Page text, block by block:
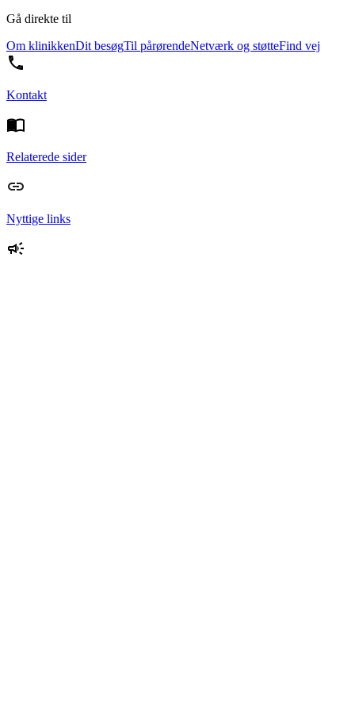
Gå direkte til
Om klinikkenDit besøgTil pårørendeNetværk og støtteFind vej
Kontakt
Relaterede sider
Nyttige links